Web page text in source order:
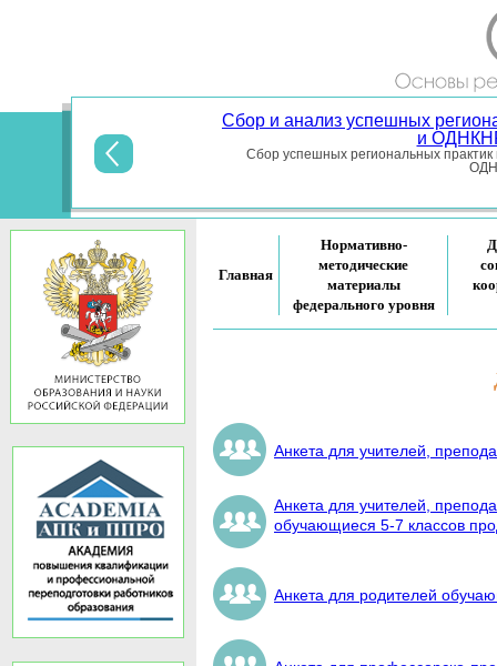
Сбор и анализ успешных
и
Сбор успешных региональных
Главная
Нормативно-
методические
материалы
федерального уровня
Анкета для учителей,
Анкета для учителей,
обучающиеся 5-7 классов
Анкета для родителей